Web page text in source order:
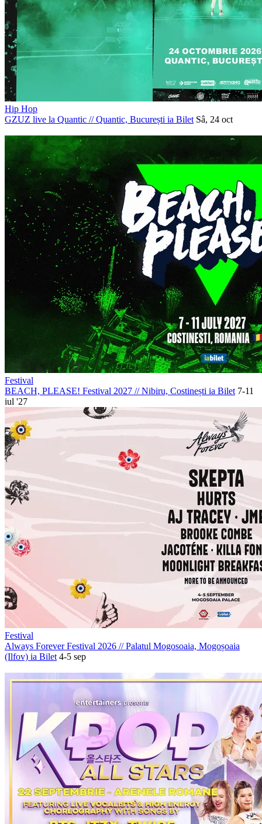
Hip Hop
GZUZ live la Quantic //Quantic, București ia Bilet Sâ, 24 oct
Festival
BEACH, PLEASE! Festival 2027 //Nibiru, Costinești ia Bilet 7-11
iul '27
Festival
Always Forever Festival 2026 //Palatul Mogosoaia, Mogoșoaia
(Ilfov) ia Bilet 4-5 sep